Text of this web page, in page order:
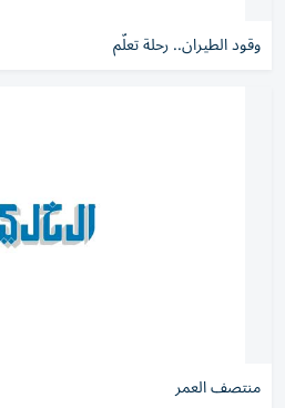
وقود الطيران.. رحلة تعلّم
منتصف العمر